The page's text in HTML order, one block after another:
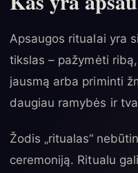
Apsaugos ritualai yra
tikslas – pažymėti
jausmą arba priminti
daugiau ramybės ir
Žodis „ritualas“
ceremoniją. Ritualu